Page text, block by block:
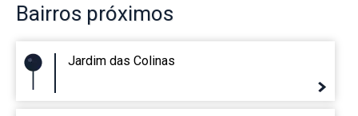
Bairros próximos
Jardim das Colinas